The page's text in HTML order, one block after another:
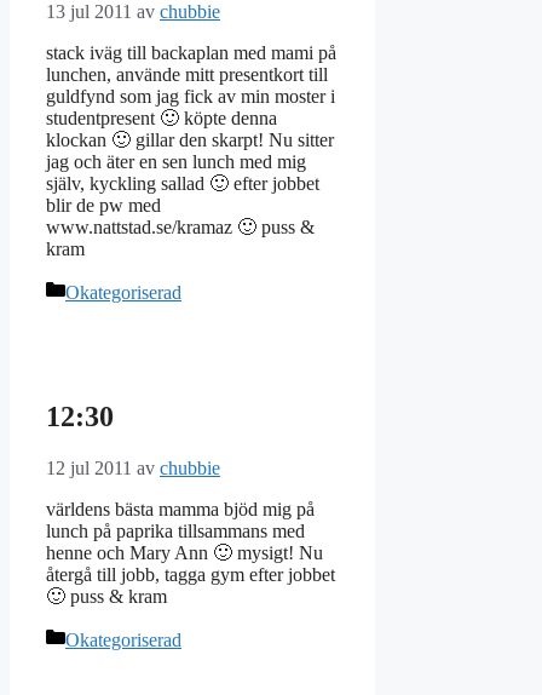
13 jul 2011 av chubbie
stack iväg till backaplan med mami på
lunchen, använde mitt presentkort till
guldfynd som jag fick av min moster i
studentpresent 🙂 köpte denna
klockan 🙂 gillar den skarpt! Nu sitter
jag och äter en sen lunch med mig
själv, kyckling sallad 🙂 efter jobbet
blir de pw med
www.nattstad.se/kramaz 🙂 puss &
kram
Kategorier
Okategoriserad
12:30
12 jul 2011 av chubbie
världens bästa mamma bjöd mig på
lunch på paprika tillsammans med
henne och Mary Ann 🙂 mysigt! Nu
återgå till jobb, tagga gym efter jobbet
🙂 puss & kram
Kategorier
Okategoriserad